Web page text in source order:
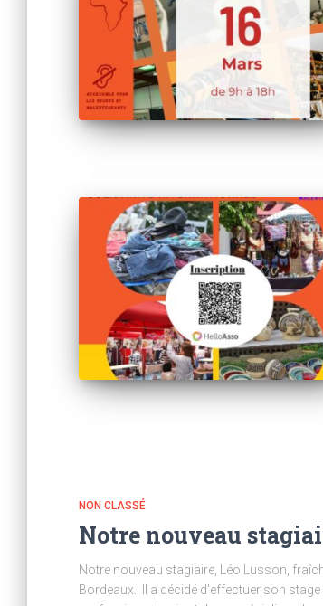
NON CLASSÉ
Notre nouveau
Notre nouveau stagiaire, Léo Lusson,
Bordeaux. Il a décidé d’effectuer son